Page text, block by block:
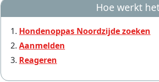
Hoe werkt
Hondenoppas Noordzijde zoeken
Aanmelden
Reageren